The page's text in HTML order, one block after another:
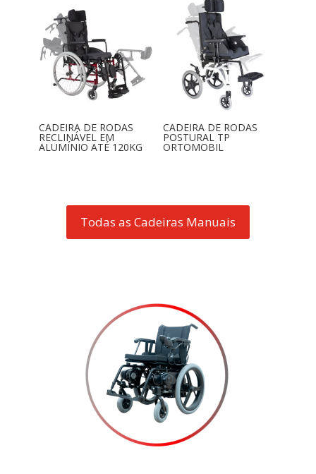
CADEIRA DE RODAS
RECLINÁVEL EM
ALUMÍNIO ATÉ 120KG
CADEIRA DE RODAS
POSTURAL TP
ORTOMOBIL
Todas as Cadeiras Manuais